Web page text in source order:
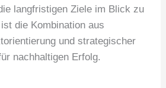
langfristigen Ziele im Blick zu
die Kombination aus
und strategischer
nachhaltigen Erfolg.